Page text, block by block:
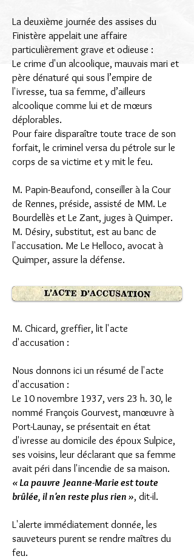
La deuxième journée des assises du
Finistère appelait une affaire
particulièrement grave et odieuse :
Le crime d'un alcoolique, mauvais mari et
père dénaturé qui sous l’empire de
l'ivresse, tua sa femme, d’ailleurs
alcoolique comme lui et de mœurs
déplorables.
Pour faire disparaître toute trace de son
forfait, le criminel versa du pétrole sur le
corps de sa victime et y mit le feu.
M. Papin-Beaufond, conseiller à la Cour
de Rennes, préside, assisté de MM. Le
Bourdellès et Le Zant, juges à Quimper.
M. Désiry, substitut, est au banc de
l'accusation. Me Le Helloco, avocat à
Quimper, assure la défense.
M. Chicard, greffier, lit l'acte
d'accusation :
Nous donnons ici un résumé de l'acte
d'accusation :
Le 10 novembre 1937, vers 23 h. 30, le
nommé François Gourvest, manœuvre à
Port-Launay, se présentait en état
d'ivresse au domicile des époux Sulpice,
ses voisins, leur déclarant que sa femme
avait péri dans l'incendie de sa maison.
« La pauvre Jeanne-Marie est toute
brûlée, il n'en reste plus rien », dit-il.
L'alerte immédiatement donnée, les
sauveteurs purent se rendre maîtres du
feu.